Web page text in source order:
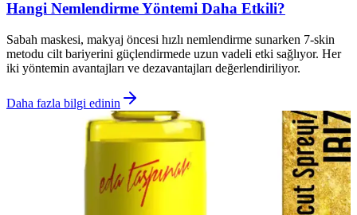
Hangi Nemlendirme Yöntemi Daha Etkili?
Sabah maskesi, makyaj öncesi hızlı nemlendirme sunarken 7-skin
metodu cilt bariyerini güçlendirmede uzun vadeli etki sağlıyor. Her
iki yöntemin avantajları ve dezavantajları değerlendiriliyor.
Daha fazla bilgi edinin